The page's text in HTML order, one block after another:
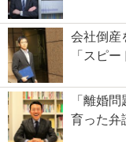
会社倒産
「スピ
「離婚
育った弁